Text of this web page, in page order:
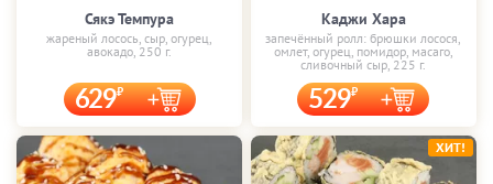
Сякэ Темпура
жареный лосось, сыр, огурец,
авокадо, 250 г.
629
Каджи Хара
запечённый ролл: брюшки лосося,
омлет, огурец, помидор, масаго,
сливочный сыр, 225 г.
529
ХИТ!